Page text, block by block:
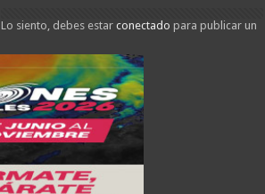
Lo siento, debes estarconectado para publicar un